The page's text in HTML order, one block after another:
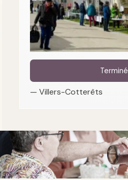
Terminé
— Villers-Cotterêts